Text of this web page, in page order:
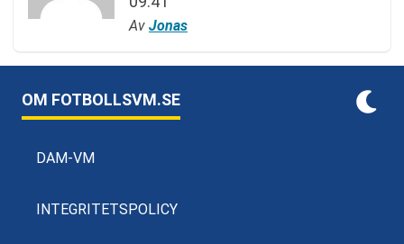
Av Jonas
OM FOTBOLLSVM.SE
DAM-VM
INTEGRITETSPOLICY